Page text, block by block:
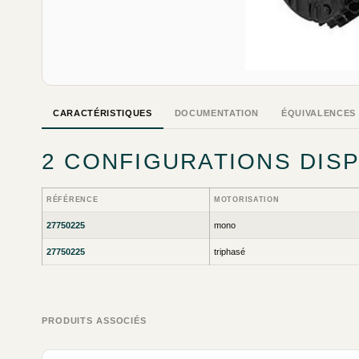
CARACTÉRISTIQUES DOCUMENTATION ÉQUIVALENCES
2 CONFIGURATIONS
RÉFÉRENCE MOTORISATION
27750225 mono
27750225 triphasé
PRODUITS ASSOCIÉS